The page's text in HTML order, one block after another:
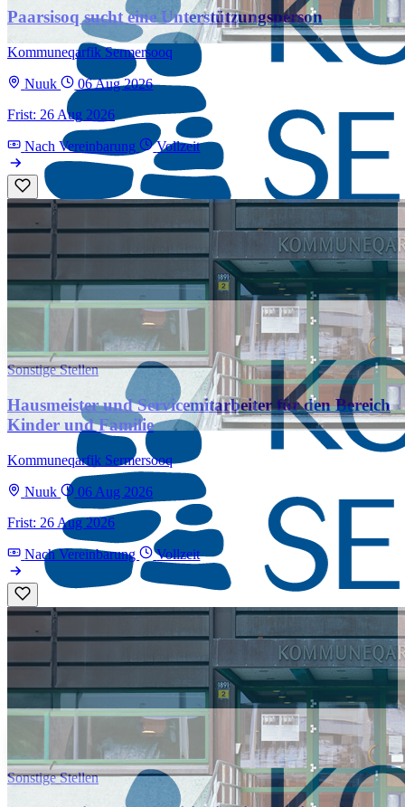
Paarsisoq sucht eine Unterstützungsperson
Kommuneqarfik Sermersooq
Nuuk
06 Aug 2026
Frist: 26 Aug 2026
Nach Vereinbarung Vollzeit
Sonstige Stellen
Hausmeister und Servicemitarbeiter für den Bereich
Kinder und Familie
Kommuneqarfik Sermersooq
Nuuk
06 Aug 2026
Frist: 26 Aug 2026
Nach Vereinbarung Vollzeit
Sonstige Stellen